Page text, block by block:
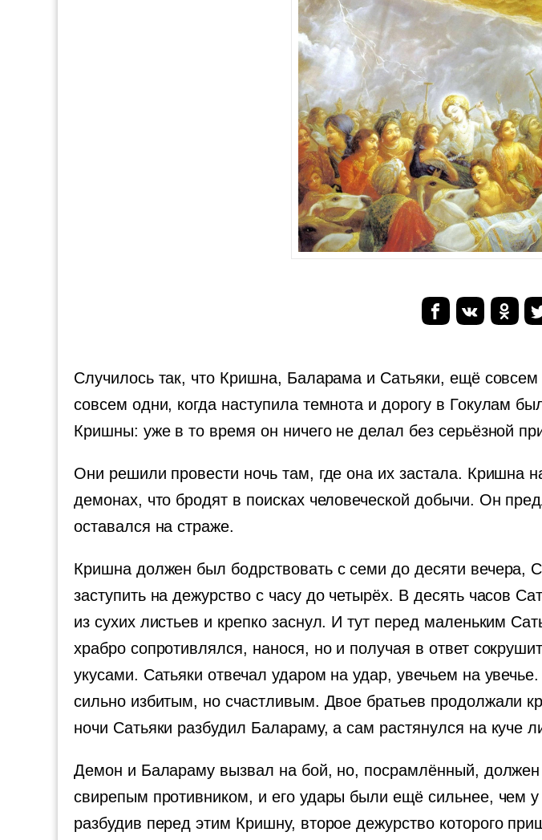
Случилось так, что Кришна, Баларама и Сатьяки, ещё
совсем одни, когда наступила темнота и дорогу в Гокулам
Кришны: уже в то время он ничего не делал без серьёзной
Они решили провести ночь там, где она их застала. Кришна
демонах, что бродят в поисках человеческой добычи. Он
оставался на страже.
Кришна должен был бодрствовать с семи до десяти вечера,
заступить на дежурство с часу до четырёх. В десять часов
из сухих листьев и крепко заснул. И тут перед маленьким
храбро сопротивлялся, нанося, но и получая в ответ
укусами. Сатьяки отвечал ударом на удар, увечьем на
сильно избитым, но счастливым. Двое братьев продолжали
ночи Сатьяки разбудил Балараму, а сам растянулся на куче
Демон и Балараму вызвал на бой, но, посрамлённый, должен
свирепым противником, и его удары были ещё сильнее, чем
разбудив перед этим Кришну, второе дежурство которого